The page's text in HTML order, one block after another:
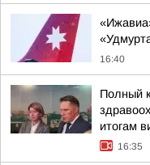
16:40
Полный
итогам
16:35